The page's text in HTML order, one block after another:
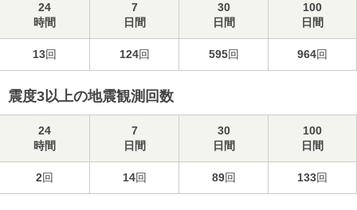
24
時間
7
日間
30
日間
100
日間
13回 124回 595回 964回
震度3以上の地震観測回数
24
時間
7
日間
30
日間
100
日間
2回 14回 89回 133回